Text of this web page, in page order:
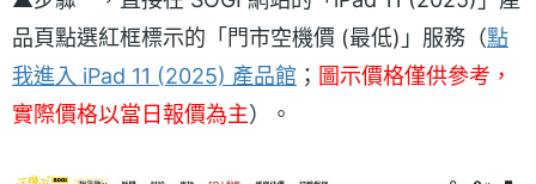
品頁點選紅框標示的「門市空機價 (最低)」服務（點
我進入 iPad 11 (2025) 產品館 ； 圖示價格僅供參考，
實際價格以當日報價為主）。